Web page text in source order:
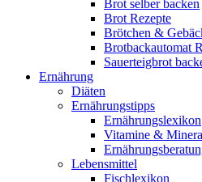
Brot selber backen
Brot Rezepte
Brötchen &
Brotbackautomat
Sauerteigbrot
Ernährung
Diäten
Ernährungstipps
Ernährungslexikon
Vitamine &
Lebensmittel
Fischlexikon